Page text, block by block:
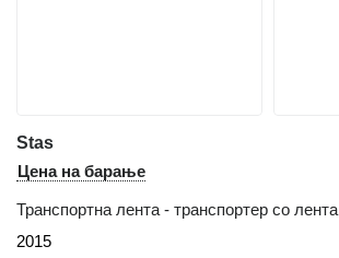
Stas
Цена на барање
Транспортна лента - транспортер со лента
2015